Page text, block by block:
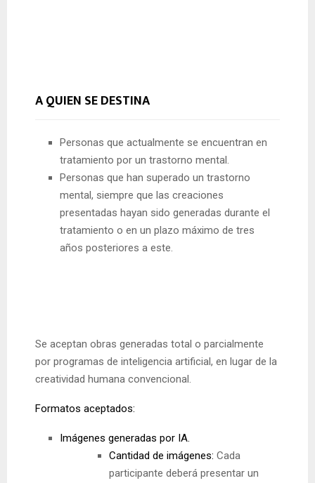
A QUIEN SE DESTINA
Personas que actualmente se encuentran en
tratamiento por un trastorno mental.
Personas que han superado un trastorno
mental, siempre que las creaciones
presentadas hayan sido generadas durante el
tratamiento o en un plazo máximo de tres
años posteriores a este.
Se aceptan obras generadas total o parcialmente
por programas de inteligencia artificial, en lugar de la
creatividad humana convencional.
Formatos aceptados:
Imágenes generadas por IA.
Cantidad de imágenes: Cada
participante deberá presentar un